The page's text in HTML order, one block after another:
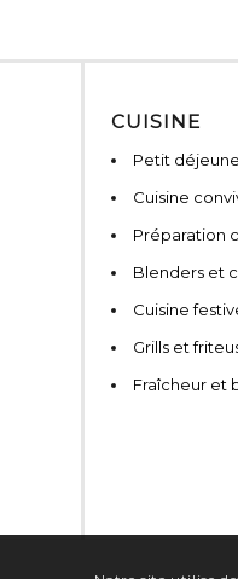
CUISINE
Petit
Cuisine
Préparation
Blenders et
Cuisine
Grills et
Fraîcheur et